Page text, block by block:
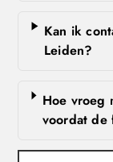
Kan ik
Leiden?
Hoe vroeg
voordat de